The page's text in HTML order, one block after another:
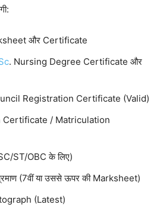
और Certificate
. Nursing Degree Certificate और
Registration Certificate (Valid)
Certificate / Matriculation
ST/OBC के लिए)
(7वीं या उससे ऊपर की Marksheet)
(Latest)